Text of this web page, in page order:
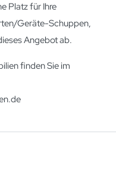
Platz für Ihre
Geräte-Schuppen,
Angebot ab.
finden Sie im